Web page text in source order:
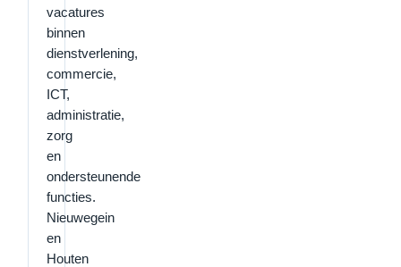
vacatures
binnen
dienstverlening,
commercie,
ICT,
administratie,
zorg
en
ondersteunende
functies.
Nieuwegein
en
Houten